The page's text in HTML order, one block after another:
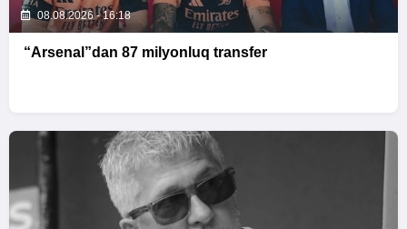
08.08.2026 - 16:18
“Arsenal”dan 87 milyonluq transfer